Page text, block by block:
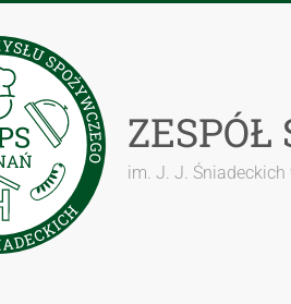
ZESPÓŁ
im. J. J. Śniadeckich